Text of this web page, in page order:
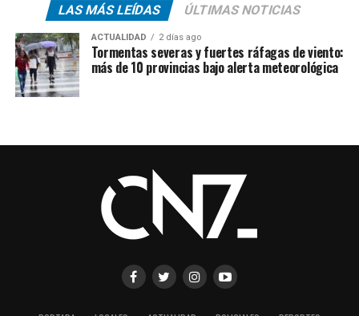
LAS MÁS LEÍDAS ÚLTIMAS NOTICIAS
ACTUALIDAD 2 días ago
Tormentas severas y fuertes ráfagas de viento:
más de 10 provincias bajo alerta meteorológica